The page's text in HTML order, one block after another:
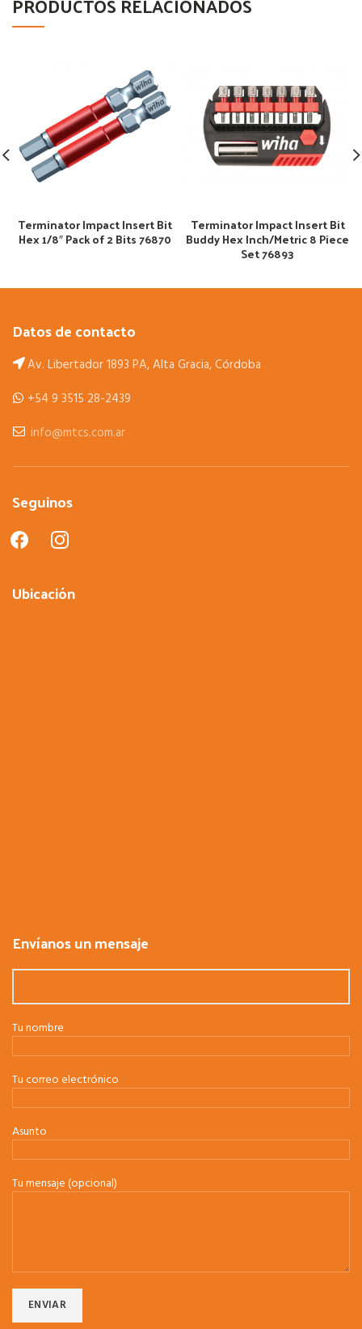
Terminator Impact Insert Bit
Hex 1/8″ Pack of 2 Bits 76870
Terminator Impact Insert Bit
Buddy Hex Inch/Metric 8 Piece
Set 76893
Datos de contacto
Av. Libertador 1893 PA, Alta Gracia, Córdoba
+54 9 3515 28-2439
info@mtcs.com.ar
Seguinos
facebookinstagram
Ubicación
Envíanos un mensaje
Tu nombre
Tu correo electrónico
Asunto
Tu mensaje (opcional)